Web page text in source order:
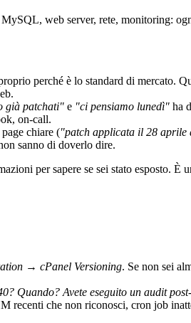
web server, rete, monitoring:
perché è lo standard di mercato.
già patchati" e "ci pensiamo lunedì" ha
on-call.
chiare ("patch applicata il 28
sanno di doverlo dire.
per sapere se sei stato esposto. È
→ cPanel Versioning. Se non sei
Quando? Avete eseguito un audit
recenti che non riconosci, cron job